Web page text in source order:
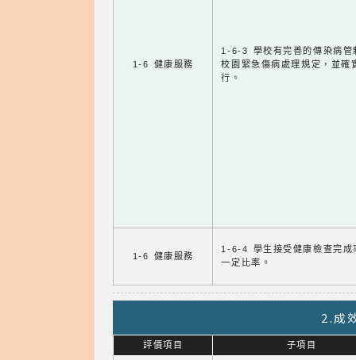
1-6 健康服務
1-6-3 學校有完善的傳染病管
校園緊急傷病處理規定，並確
行。
1-6 健康服務
1-6-4 學生接受健康檢查完成
一定比率。
2.成
評價項目 子項目